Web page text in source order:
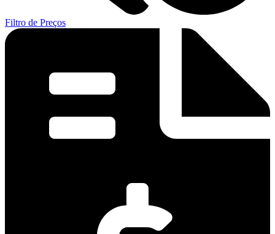
Filtro de Preços